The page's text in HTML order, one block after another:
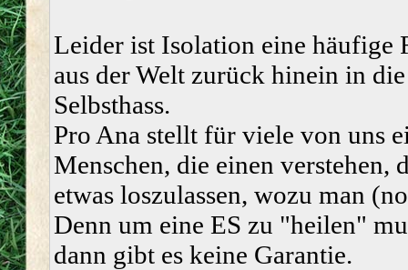
Leider ist Isolation eine häufige
aus der Welt zurück hinein in
Selbsthass.
Pro Ana stellt für viele von uns
Menschen, die einen verstehen,
etwas loszulassen, wozu man
Denn um eine ES zu "heilen"
dann gibt es keine Garantie.